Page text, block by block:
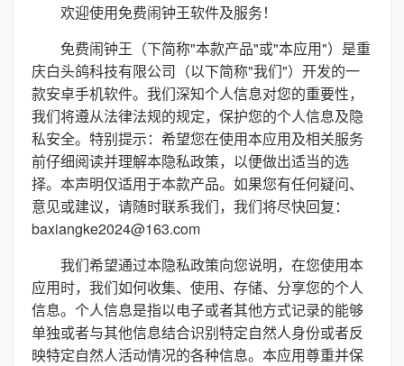
欢迎使用免费闹钟王软件及服务！
免费闹钟王（下简称"本款产品"或"本应用"）是重
庆白头鸽科技有限公司（以下简称"我们"）开发的一
款安卓手机软件。我们深知个人信息对您的重要性，
我们将遵从法律法规的规定，保护您的个人信息及隐
私安全。特别提示：希望您在使用本应用及相关服务
前仔细阅读并理解本隐私政策，以便做出适当的选
择。本声明仅适用于本款产品。如果您有任何疑问、
意见或建议，请随时联系我们，我们将尽快回复：
baxiangke2024@163.com
我们希望通过本隐私政策向您说明，在您使用本
应用时，我们如何收集、使用、存储、分享您的个人
信息。个人信息是指以电子或者其他方式记录的能够
单独或者与其他信息结合识别特定自然人身份或者反
映特定自然人活动情况的各种信息。本应用尊重并保